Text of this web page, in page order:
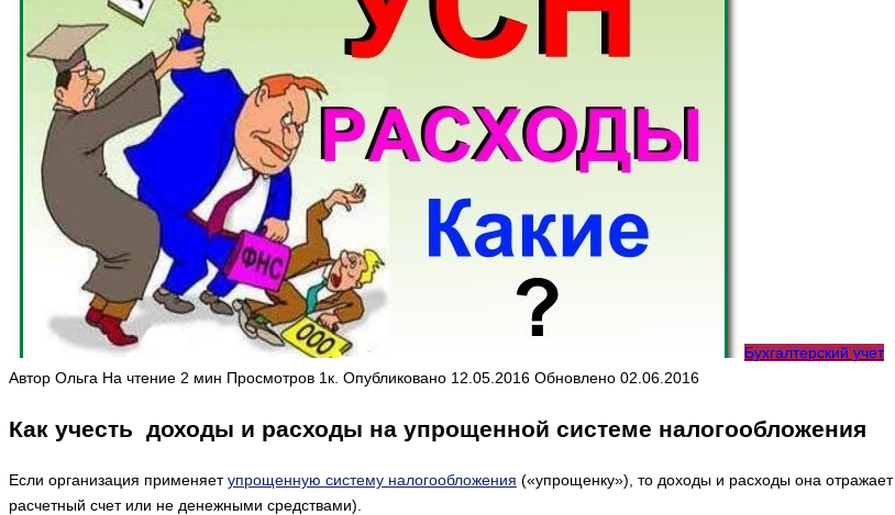
Бухгалтерский учет
Автор Ольга На чтение 2 мин Просмотров 1к. Опубликовано 12.05.2016 Обновлено 02.06.2016
Как учесть доходы и расходы на упрощенной системе налогообложения
Если организация применяетупрощенную систему налогообложения («упрощенку»), то доходы и расходы она отражает
расчетный счет или не денежными средствами).